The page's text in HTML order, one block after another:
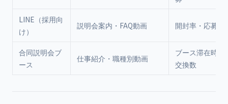
LINE（採用向
け）
説明会案内・FAQ動画 開封率・応募転
合同説明会ブ
ース
仕事紹介・職種別動画
ブース滞在時間
交換数